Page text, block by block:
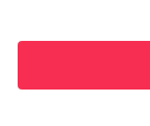
翌日または翌
梱包にはリサイ
ご入札をもっ